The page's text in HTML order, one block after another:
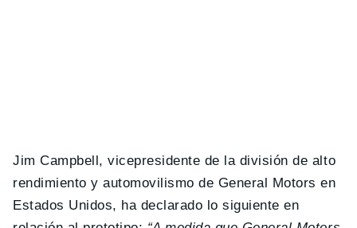
Jim Campbell, vicepresidente de la división de alto
rendimiento y automovilismo de General Motors en
Estados Unidos, ha declarado lo siguiente en